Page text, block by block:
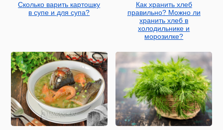
Сколько варить картошку
в супе и для супа?
Как хранить хлеб
правильно? Можно ли
хранить хлеб в
холодильнике и
морозилке?